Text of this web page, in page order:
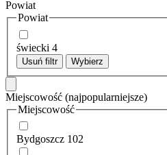
Powiat
Powiat
świecki 4
Usuń filtr Wybierz
Miejscowość (najpopularniejsze)
Miejscowość
Bydgoszcz 102